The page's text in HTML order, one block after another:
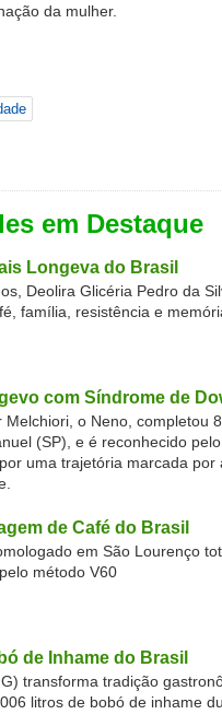
da mulher.
em Destaque
Longeva do Brasil
Deolira Glicéria Pedro da
família, resistência e
com Síndrome de
Melchiori, o Neno, completou
(SP), e é reconhecido
uma trajetória marcada por
de Café do Brasil
em São Lourenço
método V60
de Inhame do Brasil
transforma tradição
litros de bobó de inhame